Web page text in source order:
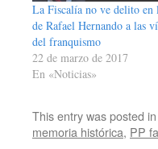
La Fiscalía no ve delito en
de Rafael Hernando a las
del franquismo
22 de marzo de 2017
En «Noticias»
This entry was posted in
memoria histórica, PP